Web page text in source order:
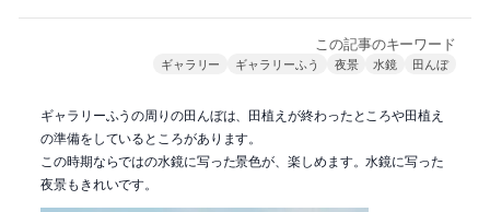
この記事のキーワード
ギャラリー ギャラリーふう 夜景 水鏡 田んぼ
ギャラリーふうの周りの田んぼは、田植えが終わったところや田植え
の準備をしているところがあります。
この時期ならではの水鏡に写った景色が、楽しめます。水鏡に写った
夜景もきれいです。